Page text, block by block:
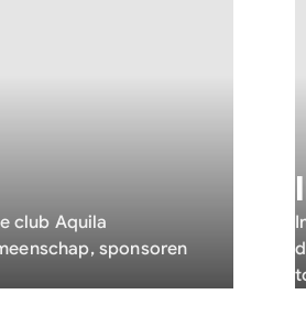
club Aquila
sponsoren